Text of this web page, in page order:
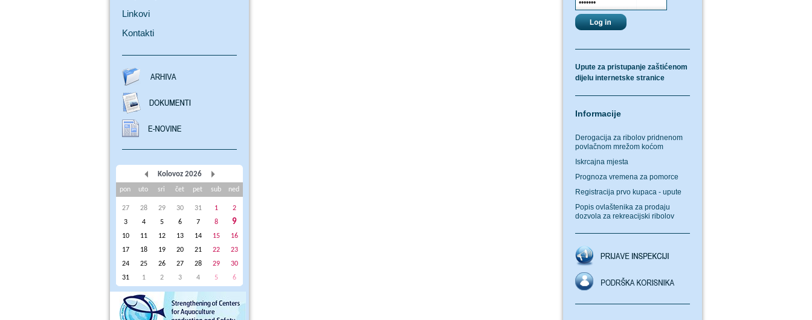
Linkovi
Kontakti
Kolovoz 2026
pon uto sri čet pet sub ned
27 28 29 30 31 1
2
3
4 5 6 7 8 9
10 11 12 13 14 15
16
17
18 19 20 21 22
23
24
25 26 27 28 29
30
31
1 2 3 4 5 6
Upute za pristupanje zaštićenom
dijelu internetske stranice
Informacije
Derogacija za ribolov pridnenom
povlačnom mrežom koćom
Iskrcajna mjesta
Prognoza vremena za pomorce
Registracija prvo kupaca - upute
Popis ovlaštenika za prodaju
dozvola za rekreacijski ribolov